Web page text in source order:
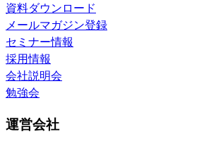
資料ダウンロード
メールマガジン登録
セミナー情報
採用情報
会社説明会
勉強会
運営会社